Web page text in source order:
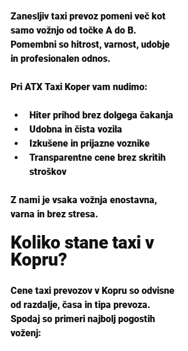
Zanesljiv taxi prevoz pomeni več kot
samo vožnjo od točke A do B.
Pomembni so hitrost, varnost, udobje
in profesionalen odnos.
Pri ATX Taxi Koper vam nudimo:
Hiter prihod brez dolgega čakanja
Udobna in čista vozila
Izkušene in prijazne voznike
Transparentne cene brez skritih
stroškov
Z nami je vsaka vožnja enostavna,
varna in brez stresa.
Koliko stane taxi v
Kopru?
Cene taxi prevozov v Kopru so odvisne
od razdalje, časa in tipa prevoza.
Spodaj so primeri najbolj pogostih
voženj: